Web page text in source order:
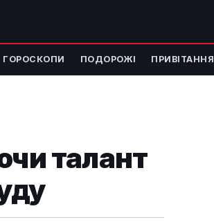
ГОРОСКОПИ ПОДОРОЖІ ПРИВІТАННЯ
талант